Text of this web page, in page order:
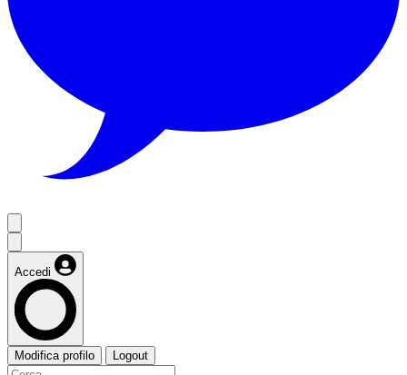
Accedi
Modifica profilo Logout